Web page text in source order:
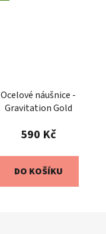
Ocelové náušnice -
Gravitation Gold
590 Kč
DO KOŠÍKU